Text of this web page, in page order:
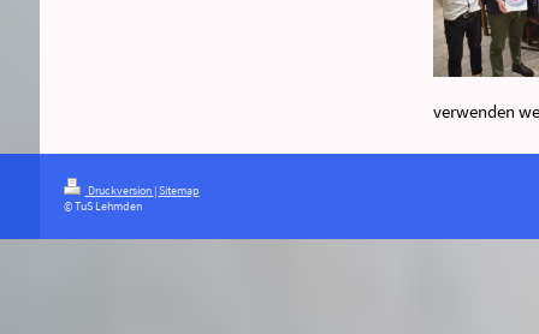
verwenden
Druckversion | Sitemap
© TuS Lehmden